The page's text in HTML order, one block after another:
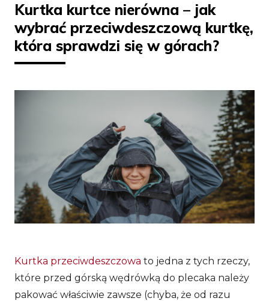
Kurtka kurtce nierówna – jak
wybrać przeciwdeszczową kurtkę,
która sprawdzi się w górach?
Kurtka przeciwdeszczowa to jedna z tych rzeczy,
które przed górską wędrówką do plecaka należy
pakować właściwie zawsze (chyba, że od razu